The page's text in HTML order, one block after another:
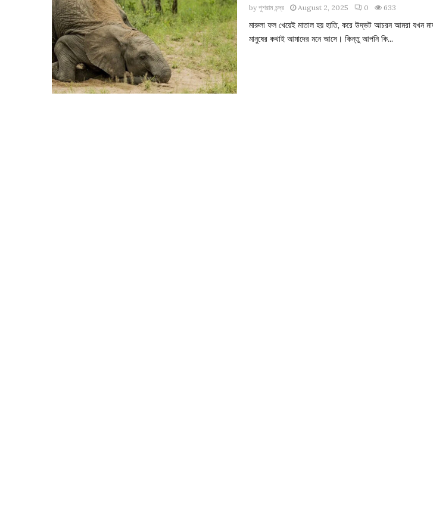
byপুশরাম চন্দ্র August 2, 2025 0 633
মারুলা ফল খেয়েই মাতাল হয় হাতি, করে উদ্ভট আচরন আমরা যখন
মানুষের কথাই আমাদের মনে আসে। কিন্তু আপনি কি...